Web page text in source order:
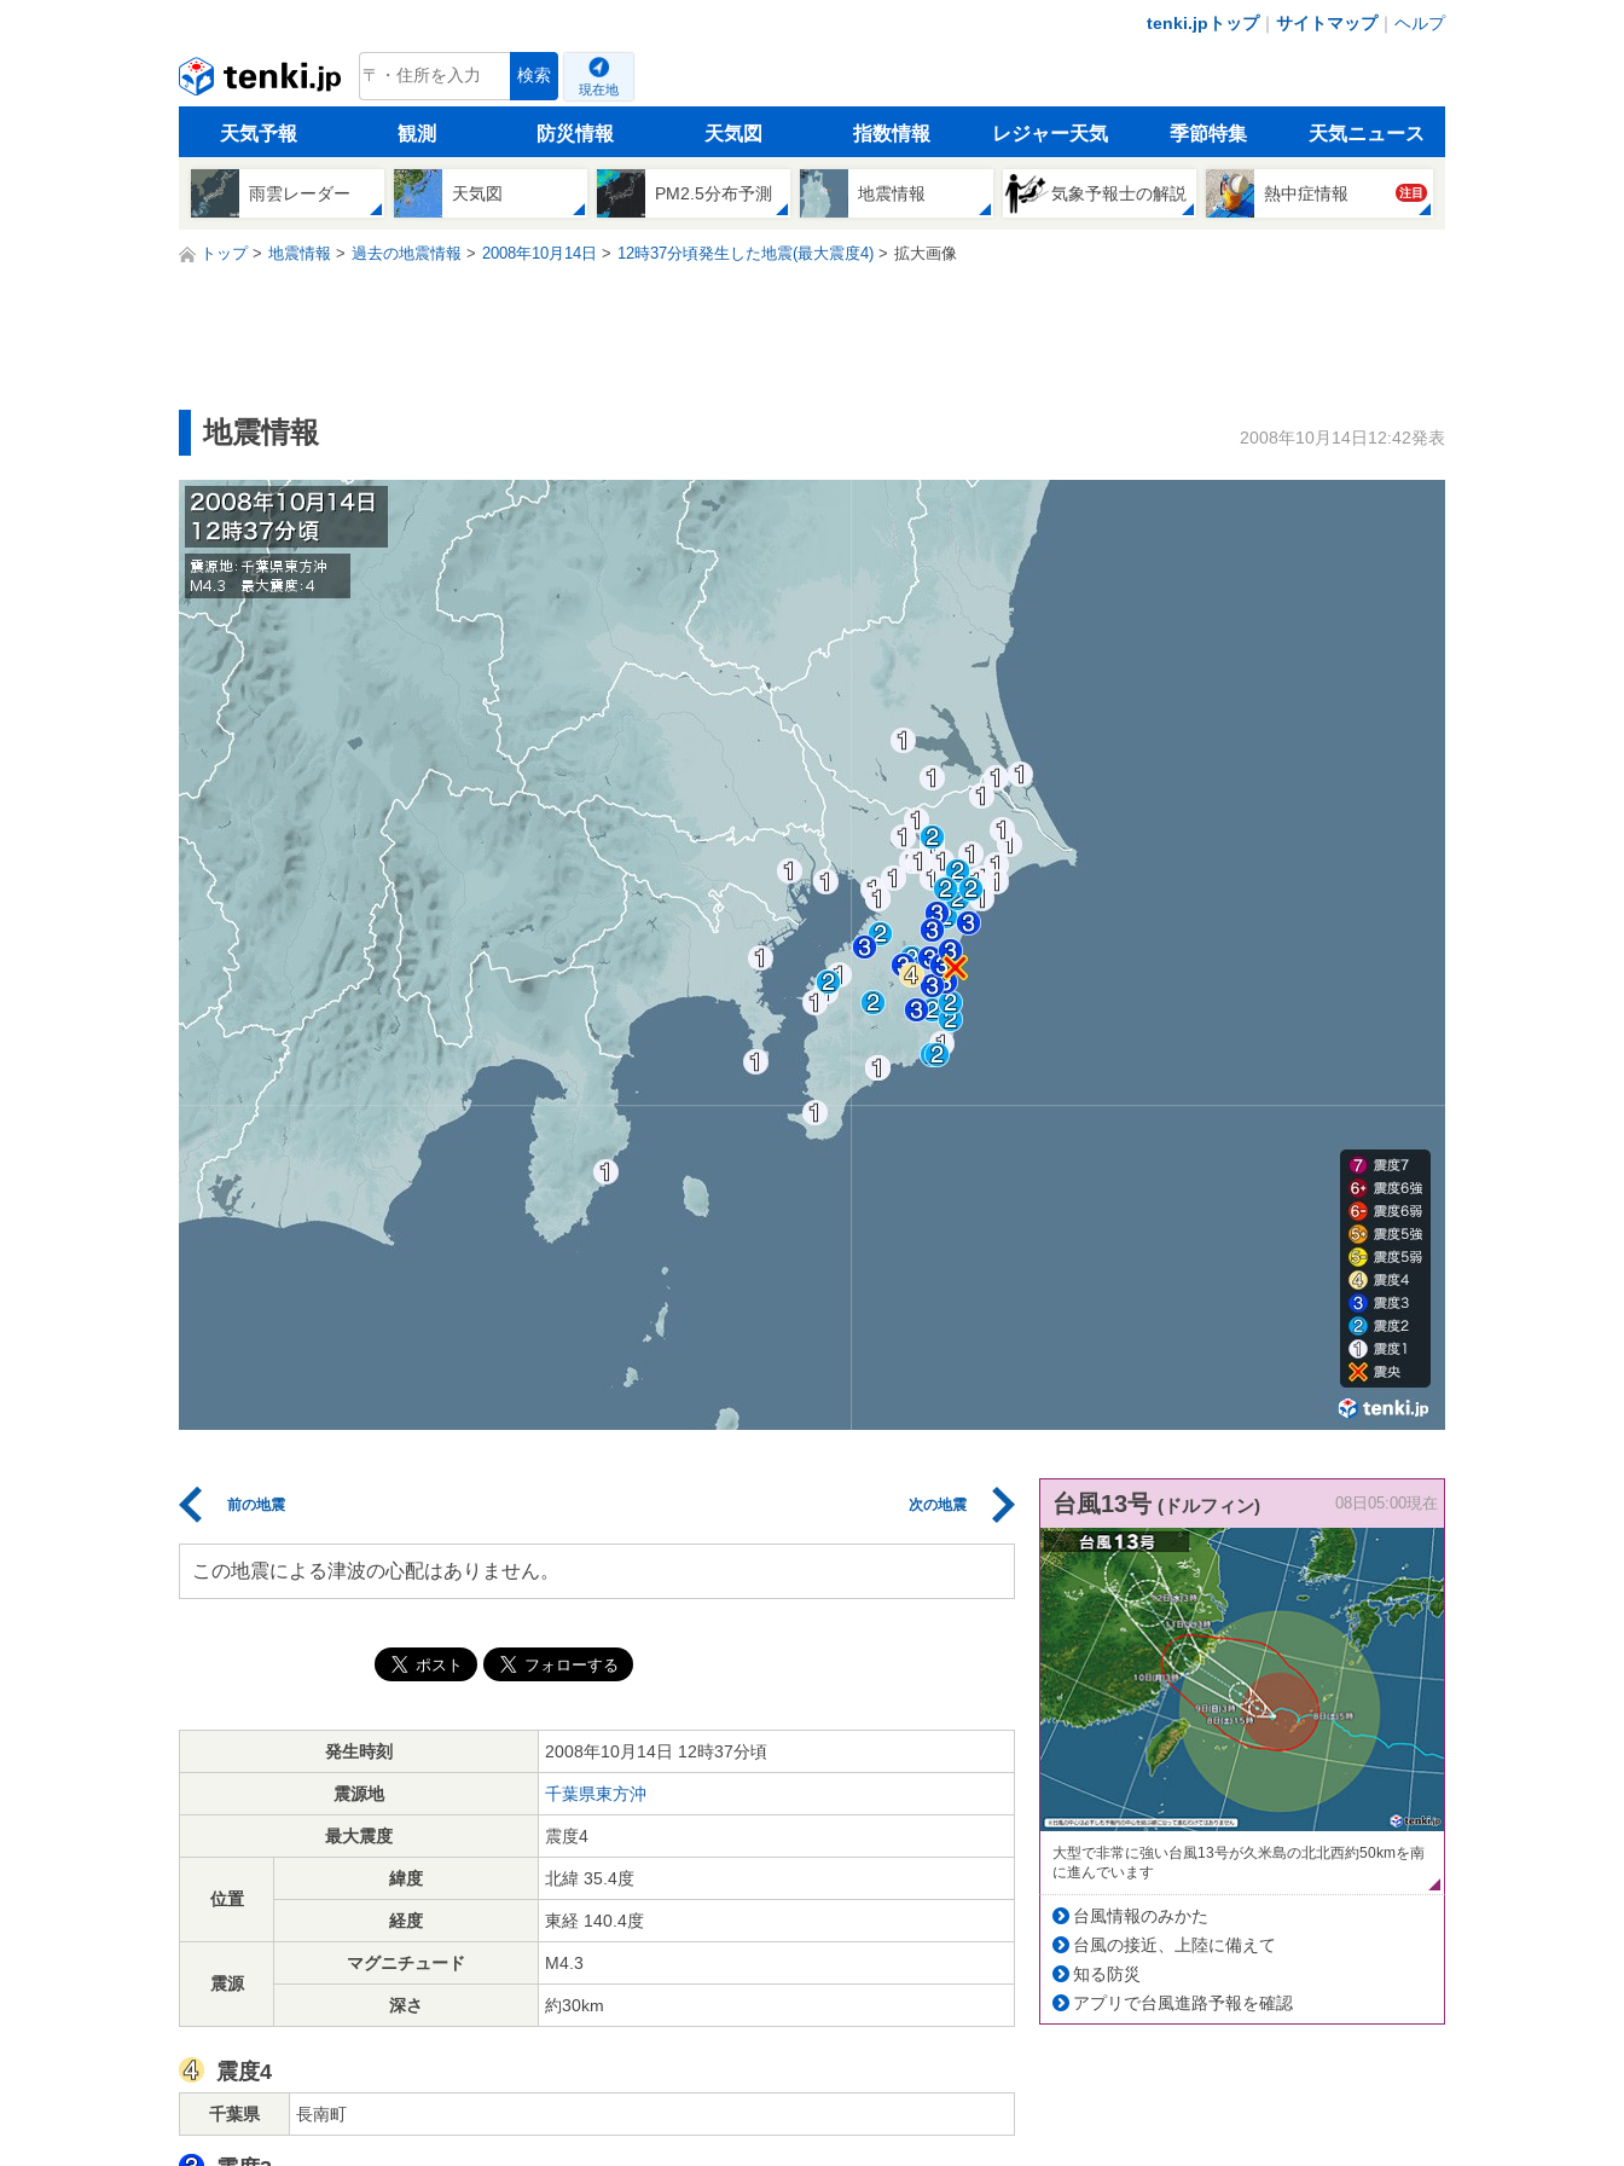
tenki.jpトップ｜ サイトマップ｜ ヘルプ
tenki.jp 検索
現在地
天気予報 観測 防災情報 天気図 指数情報 レジャー天気 季節特集 天気ニュース
雨雲レーダー 天気図 PM2.5分布予測 地震情報 気象予報士の解説 熱中症情報 注目
トップ 地震情報 過去の地震情報 2008年10月14日 12時37分頃発生した地震(最大震度4) 拡大画像
地震情報 2008年10月14日12:42発表
前の地震 次の地震
この地震による津波の心配はありません。
発生時刻 2008年10月14日 12時37分頃
震源地 千葉県東方沖
最大震度 震度4
位置
緯度 北緯 35.4度
経度 東経 140.4度
震源
マグニチュード M4.3
深さ 約30km
震度4
千葉県 長南町
台風13号 (ドルフィン) 08日05:00現在
大型で非常に強い台風13号が久米島の北北西約50kmを南
に進んでいます
台風情報のみかた
台風の接近、上陸に備えて
知る防災
アプリで台風進路予報を確認